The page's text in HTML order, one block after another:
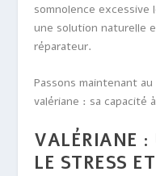
somnolence excessive
une solution naturelle
réparateur.
Passons maintenant
valériane : sa capacité
VALÉRIANE :
LE STRESS